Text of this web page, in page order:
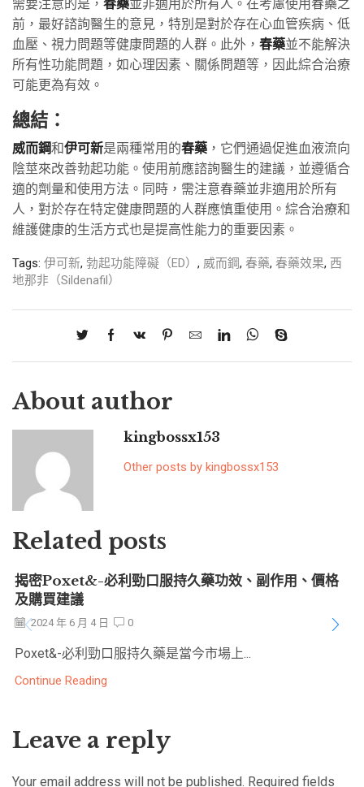
需要注意的是， 春藥並非適用於所有人。在考慮使用春藥之
前，最好諮詢醫生的意見，特別是對於存在心血管疾病、低
血壓、視力問題等健康問題的人群。此外， 春藥並不能解決
所有性功能問題，如心理因素、關係問題等，因此綜合治療
可能更為有效。
總結：
威而鋼和伊可新是兩種常用的春藥 ，它們通過促進血液流向
陰莖來改善勃起功能。使用前應諮詢醫生的建議，並遵循合
適的劑量和使用方法。同時，需注意春藥並非適用於所有
人，對於存在特定健康問題的人群應慎重使用。綜合治療和
維護健康的生活方式也是提高性能力的重要因素。
Tags: 伊可新, 勃起功能障礙（ED） , 威而鋼, 春藥, 春藥效果, 西
地那非（Sildenafil）
About author
kingbossx153
Other posts by kingbossx153
Related posts
揭密Poxet&-必利勁口服持久藥功效、副作用、價格
及購買建議
2024 年 6 月 4 日 0
Poxet&-必利勁口服持久藥是當今市場上...
Continue Reading
Leave a reply
Your email address will not be published. Required fields